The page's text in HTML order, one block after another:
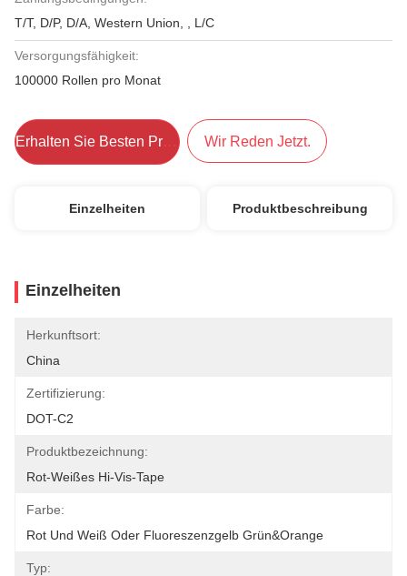
T/T, D/P, D/A, Western Union, , L/C
Versorgungsfähigkeit:
100000 Rollen pro Monat
Erhalten Sie Besten Preis Wir Reden Jetzt.
Einzelheiten Produktbeschreibung
Einzelheiten
Herkunftsort:
China
Zertifizierung:
DOT-C2
Produktbezeichnung:
Rot-Weißes Hi-Vis-Tape
Farbe:
Rot Und Weiß Oder Fluoreszenzgelb Grün&Orange
Typ: